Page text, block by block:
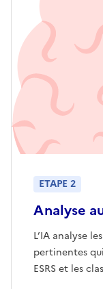
Analyse
L’IA analyse
pertinentes
ESRS et les
ETAPE 2